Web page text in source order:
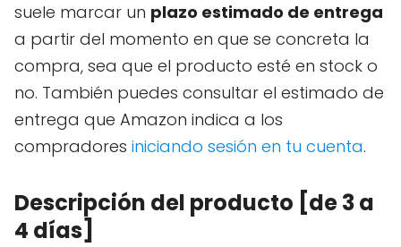
suele marcar un plazo estimado de entrega
a partir del momento en que se concreta la
compra, sea que el producto esté en stock o
no. También puedes consultar el estimado de
entrega que Amazon indica a los
compradores iniciando sesión en tu cuenta.
Descripción del producto [de 3 a
4 días]